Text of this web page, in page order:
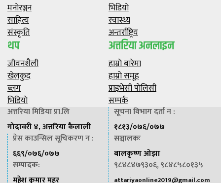
मनाेरञ्जन
साहित्य
संस्कृति
भिडियाे
स्वास्थ्य
अन्तर्राष्ट्रिय
थप
जीवनशैली
खेलकुद
ब्लग
भिडियाे
अत्तरिया अनलाइन
हाम्राे बारेमा
हाम्राे समूह
प्राइभेसी पाेलिसी
सम्पर्क
अत्तरिया मिडिया प्रा.लि
गोदावरी ४, अत्तरिया कैलाली
सूचना विभाग दर्ता न :
१८१३/०७६/०७७
प्रेस काउन्सिल सूचिकरण न :
६६९/०७६/०७७
सञ्चालकः
बालकृष्ण ओझा
सम्पादक:
महेश कुमार महर
९८४८४७९३०६, ९८४८५८०१३५
attariyaonline2019@gmail.com